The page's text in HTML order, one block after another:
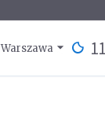
Warszawa 11